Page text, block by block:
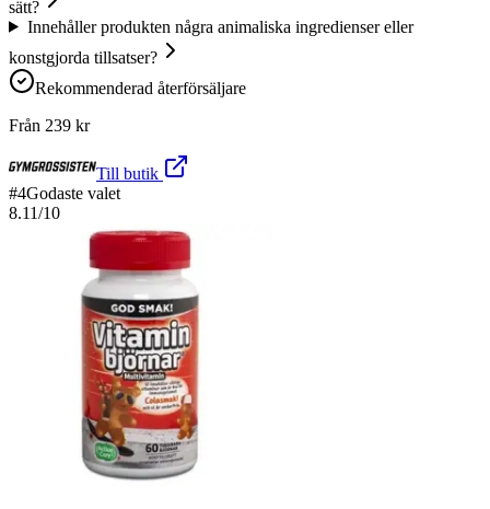
sätt?
Innehåller produkten några animaliska ingredienser eller
konstgjorda tillsatser?
Rekommenderad återförsäljare
Från 239 kr
Till butik
#4Godaste valet
8.11/10